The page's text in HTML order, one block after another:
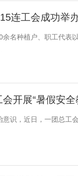
连工会成功举
名种植户、职工代表
开展“暑假安
识，近日，一团总工